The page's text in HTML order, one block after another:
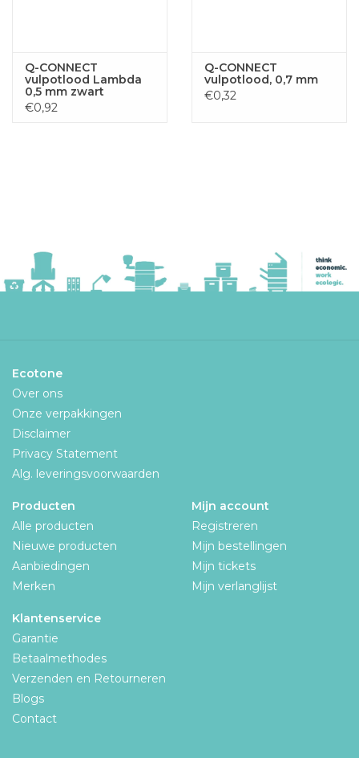
Q-CONNECT
vulpotlood Lambda
0,5 mm zwart
€0,92
Q-CONNECT
vulpotlood, 0,7 mm
€0,32
Ecotone
Over ons
Onze verpakkingen
Disclaimer
Privacy Statement
Alg. leveringsvoorwaarden
Producten
Alle producten
Nieuwe producten
Aanbiedingen
Merken
Mijn account
Registreren
Mijn bestellingen
Mijn tickets
Mijn verlanglijst
Klantenservice
Garantie
Betaalmethodes
Verzenden en Retourneren
Blogs
Contact